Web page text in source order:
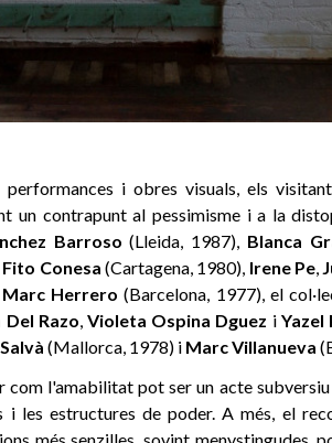
performances i obres visuals, els
un contrapunt al pessimisme i a la
Barroso (Lleida, 1987), Blanca
Fito Conesa (Cartagena, 1980), Irene Pe,
Marc Herrero(Barcelona, 1977), el
Del Razo, Violeta Ospina Dguez i Yazel
Salvà (Mallorca, 1978) i MarcVillanueva
com l'amabilitat pot ser un acte
i les estructures de poder. A més, el